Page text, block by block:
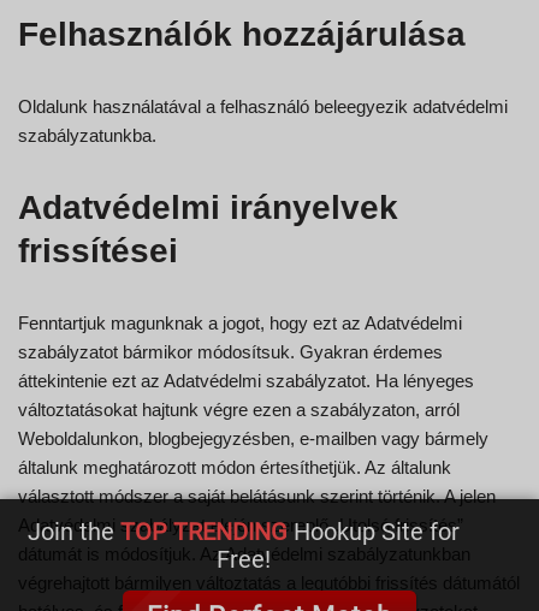
Felhasználók hozzájárulása
Oldalunk használatával a felhasználó beleegyezik adatvédelmi
szabályzatunkba.
Adatvédelmi irányelvek
frissítései
Fenntartjuk magunknak a jogot, hogy ezt az Adatvédelmi
szabályzatot bármikor módosítsuk. Gyakran érdemes
áttekintenie ezt az Adatvédelmi szabályzatot. Ha lényeges
változtatásokat hajtunk végre ezen a szabályzaton, arról
Weboldalunkon, blogbejegyzésben, e-mailben vagy bármely
általunk meghatározott módon értesíthetjük. Az általunk
választott módszer a saját belátásunk szerint történik. A jelen
Adatvédelmi szabályzat elején szereplő „Utolsó frissítés”
dátumát is módosítjuk. Az Adatvédelmi szabályzatunkban
végrehajtott bármilyen változtatás a legutóbbi frissítés dátumától
Join theTOP TRENDINGHookup Site for
Free!